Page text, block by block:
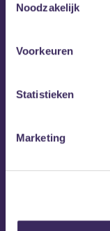
Noodzakelijk
Voorkeuren
Statistieken
Marketing
aanspreekt.
Website Erin Rae